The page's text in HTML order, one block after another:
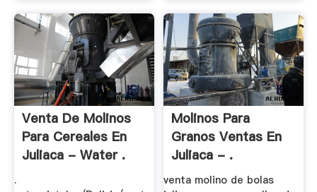
Venta De Molinos
Para Cereales En
Juliaca - Water .
.
Molinos Para
Granos Ventas En
Juliaca - .
venta molino de bolas